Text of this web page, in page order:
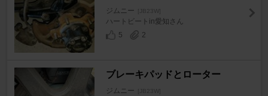
ジムニー [JB23W]
ハートビートin愛知さん
5
2
ブレーキパッドとローター
ジムニー [JB23W]